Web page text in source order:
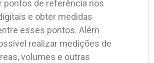
pontos de referência nos
e obter medidas
esses pontos. Além
realizar medições de
volumes e outras